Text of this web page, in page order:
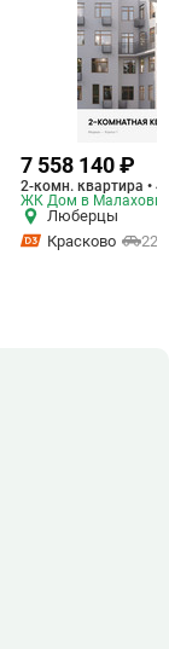
7 558 140 ₽
2-комн. квартира •
ЖК Дом в Малаховке
Люберцы
Красково
22